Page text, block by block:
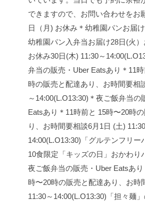
できますので、お問い合わせをお
日（月) お休み ＊幼稚園パンお届け
幼稚園パン入弁当お届け28日(火
お休み30日(木) 11:30～
弁当の販売・Uber Eatsあり ＊11
時の販売と配達あり、お時間要相
～14:00(L.O13:30) ＊夜ご飯弁当の
Eatsあり ＊11時前と 15時〜20時
り、お時間要相談6月1日 (土)
14:00(L.O13:30) 「グルテンフリー
10食限定 「キッズの日」おかわり
夜ご飯弁当の販売・Uber Eatsあり
時〜20時の販売と配達あり、お時
11:30～14:00(L.O13:30) 「担々麺